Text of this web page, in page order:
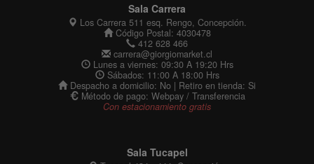
Sala Carrera
Los Carrera 511 esq. Rengo, Concepción.
Código Postal: 4030478
412 628 466
carrera@giorgiomarket.cl
Lunes a viernes: 09:30 A 19:20 Hrs
Sábados: 11:00 A 18:00 Hrs
Despacho a domicilio: No | Retiro en tienda: Si
Método de pago: Webpay / Transferencia
Con estacionamiento gratis
Sala Tucapel